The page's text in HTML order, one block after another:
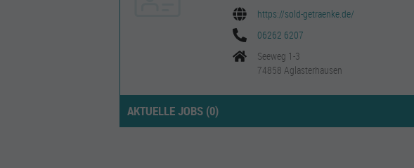
https://sold-getraenke.de/
06262 6207
Seeweg 1-3
74858 Aglasterhausen
AKTUELLE JOBS (0)